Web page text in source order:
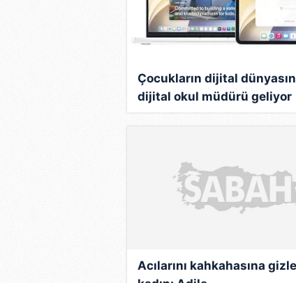
Yeşilçam'a gittiği birgün ilk
ricasını kırmayarak, biraz
sinemasına damgasını
başlamış oldu.
50'li yılların başlarında, ilk
1950 yılında, senaryosu
"Üçüncü Selim'in Gözdesi"
olan "Yavuz Sultan Selim ve
aynı yıl, Muhsin Ertuğrul'un
Hayrettin Paşa" adlı
Yabancı sinemanın tipik
kendi kültürümüze
Büdü Tiyatrocu" ve "Edi ile
Çocukların dijital
dijital okul müdürü geliyor
Acılarını kahkahasına